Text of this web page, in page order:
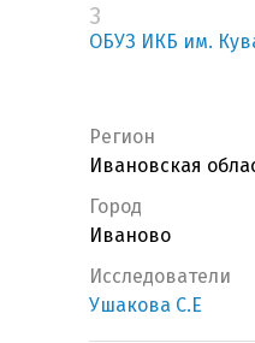
3
ОБУЗ ИКБ им.
Регион
Ивановская
Город
Иваново
Исследователи
Ушакова С.Е